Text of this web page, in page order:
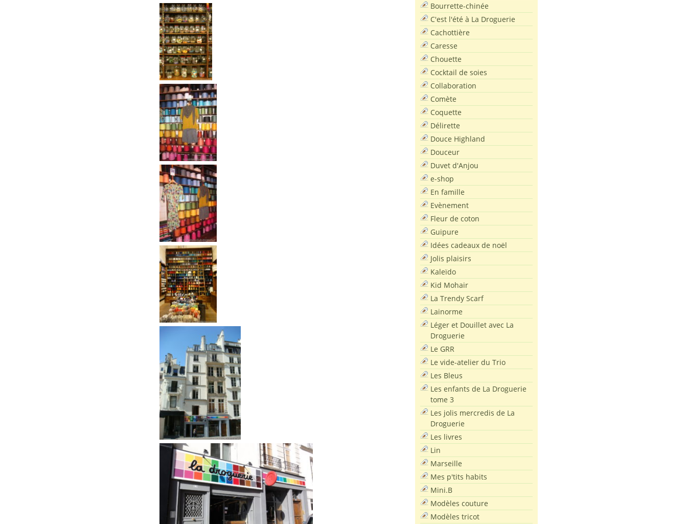
Bourrette-chinée
C'est l'été à La Droguerie
Cachottière
Caresse
Chouette
Cocktail de soies
Collaboration
Comète
Coquette
Délirette
Douce Highland
Douceur
Duvet d'Anjou
e-shop
En famille
Evènement
Fleur de coton
Guipure
Idées cadeaux de noël
Jolis plaisirs
Kaleïdo
Kid Mohair
La Trendy Scarf
Lainorme
Léger et Douillet avec La
Droguerie
Le GRR
Le vide-atelier du Trio
Les Bleus
Les enfants de La Droguerie
tome 3
Les jolis mercredis de La
Droguerie
Les livres
Lin
Marseille
Mes p'tits habits
Mini.B
Modèles couture
Modèles tricot